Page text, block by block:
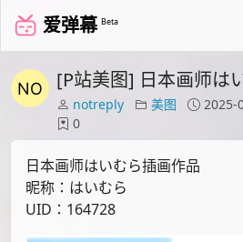
爱弹幕 Beta
[P站美图] 日本画师は
notreply 美图 2025-
0
日本画师はいむら插画作品
昵称：はいむら
UID：164728